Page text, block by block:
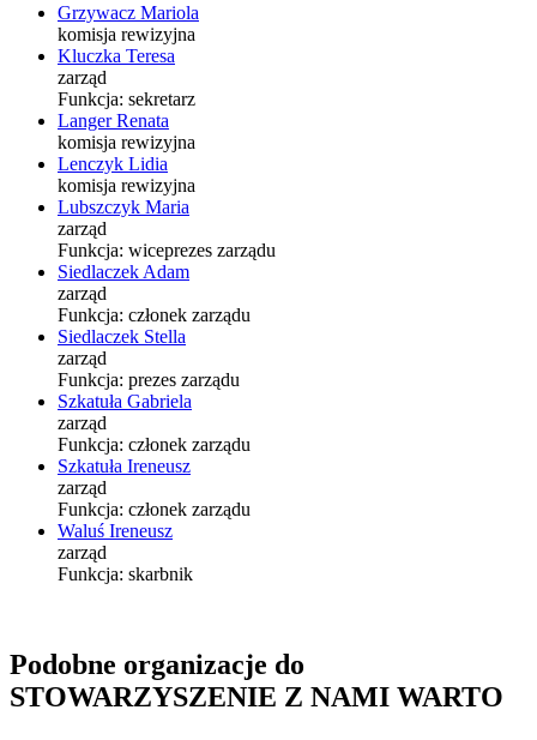
Grzywacz Mariola
komisja rewizyjna
Kluczka Teresa
zarząd
Funkcja: sekretarz
Langer Renata
komisja rewizyjna
Lenczyk Lidia
komisja rewizyjna
Lubszczyk Maria
zarząd
Funkcja: wiceprezes zarządu
Siedlaczek Adam
zarząd
Funkcja: członek zarządu
Siedlaczek Stella
zarząd
Funkcja: prezes zarządu
Szkatuła Gabriela
zarząd
Funkcja: członek zarządu
Szkatuła Ireneusz
zarząd
Funkcja: członek zarządu
Waluś Ireneusz
zarząd
Funkcja: skarbnik
Podobne organizacje do
STOWARZYSZENIE Z NAMI WARTO